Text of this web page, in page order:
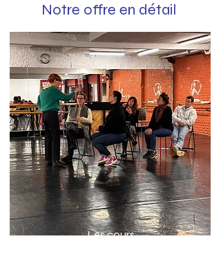
Notre offre en détail
Les cours